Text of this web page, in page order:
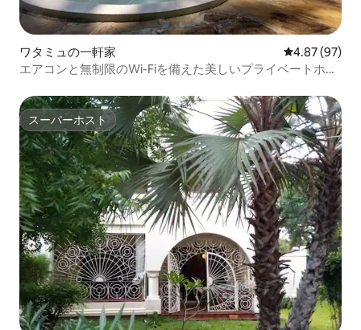
ワタミュの一軒家 レビュー97
4.87 (97)
エアコンと無制限のWi-Fiを備えた美しいプライベートホー
スーパーホスト
スーパーホスト